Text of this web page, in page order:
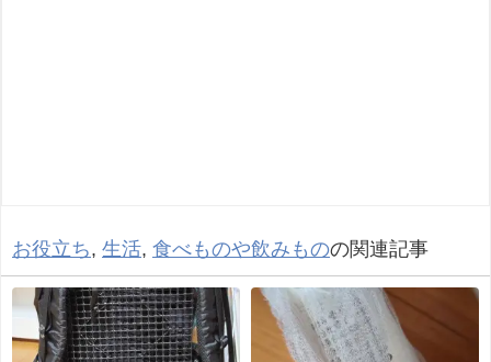
お役立ち, 生活, 食べものや飲みものの関連記事